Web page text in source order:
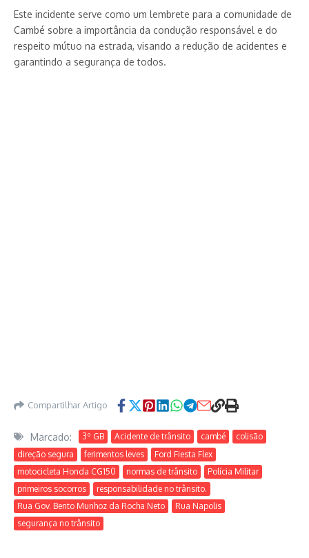
Este incidente serve como um lembrete para a comunidade de
Cambé sobre a importância da condução responsável e do
respeito mútuo na estrada, visando a redução de acidentes e
garantindo a segurança de todos.
Compartilhar Artigo
Marcado: 3º GB Acidente de trânsito cambé
colisão
direção segura
ferimentos leves
Ford Fiesta Flex
motocicleta Honda CG150
normas de trânsito
Polícia Militar
primeiros socorros
responsabilidade no trânsito.
Rua Gov. Bento Munhoz da Rocha Neto
Rua Napolis
segurança no trânsito